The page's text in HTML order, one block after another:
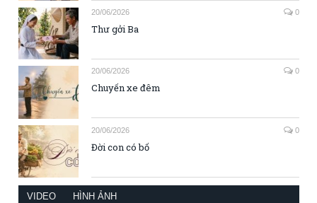
20/06/2026 0
Thư gởi Ba
20/06/2026 0
Chuyến xe đêm
20/06/2026 0
Đời con có bố
VIDEO HÌNH ẢNH